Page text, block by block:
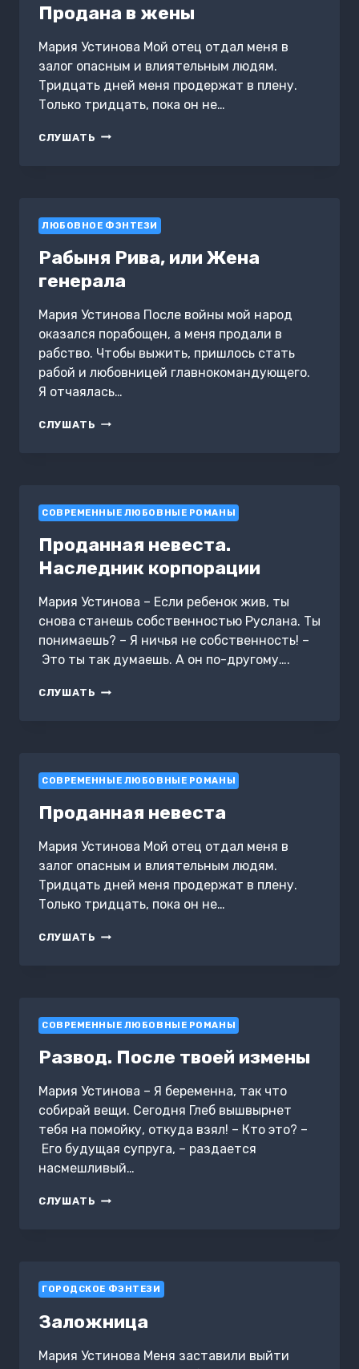
Продана в жены
Мария Устинова Мой отец отдал меня в
залог опасным и влиятельным людям.
Тридцать дней меня продержат в плену.
Только тридцать, пока он не…
СЛУШАТЬ ПРОДАНА
ЛЮБОВНОЕ ФЭНТЕЗИ
Рабыня Рива, или Жена
генерала
Мария Устинова После войны мой народ
оказался порабощен, а меня продали в
рабство. Чтобы выжить, пришлось стать
рабой и любовницей главнокомандующего.
Я отчаялась…
СЛУШАТЬ РАБЫНЯ
СОВРЕМЕННЫЕ ЛЮБОВНЫЕ РОМАНЫ
Проданная невеста.
Наследник корпорации
Мария Устинова – Если ребенок жив, ты
снова станешь собственностью Руслана. Ты
понимаешь? – Я ничья не собственность! –
Это ты так думаешь. А он по-другому….
СЛУШАТЬ ПРОДАННАЯ
СОВРЕМЕННЫЕ ЛЮБОВНЫЕ РОМАНЫ
Проданная невеста
Мария Устинова Мой отец отдал меня в
залог опасным и влиятельным людям.
Тридцать дней меня продержат в плену.
Только тридцать, пока он не…
СЛУШАТЬ ПРОДАННАЯ
СОВРЕМЕННЫЕ ЛЮБОВНЫЕ РОМАНЫ
Развод. После твоей измены
Мария Устинова – Я беременна, так что
собирай вещи. Сегодня Глеб вышвырнет
тебя на помойку, откуда взял! – Кто это? –
Его будущая супруга, – раздается
насмешливый…
СЛУШАТЬ РАЗВОД.
ГОРОДСКОЕ ФЭНТЕЗИ
Заложница
Мария Устинова Меня заставили выйти